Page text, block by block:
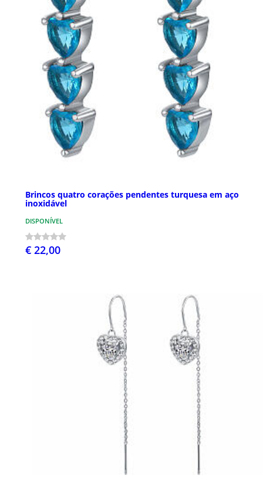
Brincos quatro corações pendentes turquesa em aço
inoxidável
DISPONÍVEL
€ 22,00